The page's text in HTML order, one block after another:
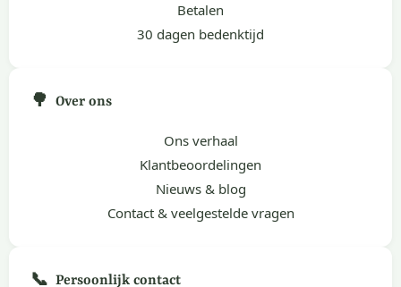
Betalen
30 dagen bedenktijd
🌳 Over ons
Ons verhaal
Klantbeoordelingen
Nieuws & blog
Contact & veelgestelde vragen
📞 Persoonlijk contact